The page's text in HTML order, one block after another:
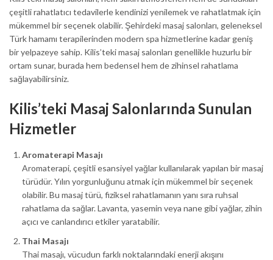
çeşitli rahatlatıcı tedavilerle kendinizi yenilemek ve rahatlatmak için
mükemmel bir seçenek olabilir. Şehirdeki masaj salonları, geleneksel
Türk hamamı terapilerinden modern spa hizmetlerine kadar geniş
bir yelpazeye sahip. Kilis’teki masaj salonları genellikle huzurlu bir
ortam sunar, burada hem bedensel hem de zihinsel rahatlama
sağlayabilirsiniz.
Kilis’teki Masaj Salonlarında Sunulan
Hizmetler
Aromaterapi Masajı
Aromaterapi, çeşitli esansiyel yağlar kullanılarak yapılan bir masaj
türüdür. Yılın yorgunluğunu atmak için mükemmel bir seçenek
olabilir. Bu masaj türü, fiziksel rahatlamanın yanı sıra ruhsal
rahatlama da sağlar. Lavanta, yasemin veya nane gibi yağlar, zihin
açıcı ve canlandırıcı etkiler yaratabilir.
Thai Masajı
Thai masajı, vücudun farklı noktalarındaki enerji akışını